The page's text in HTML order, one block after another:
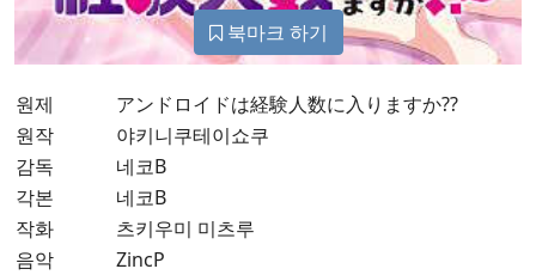
북마크 하기
원제
アンドロイドは経験人数に入りますか??
원작
야키니쿠테이쇼쿠
감독
네코B
각본
네코B
작화
츠키우미 미츠루
음악
ZincP